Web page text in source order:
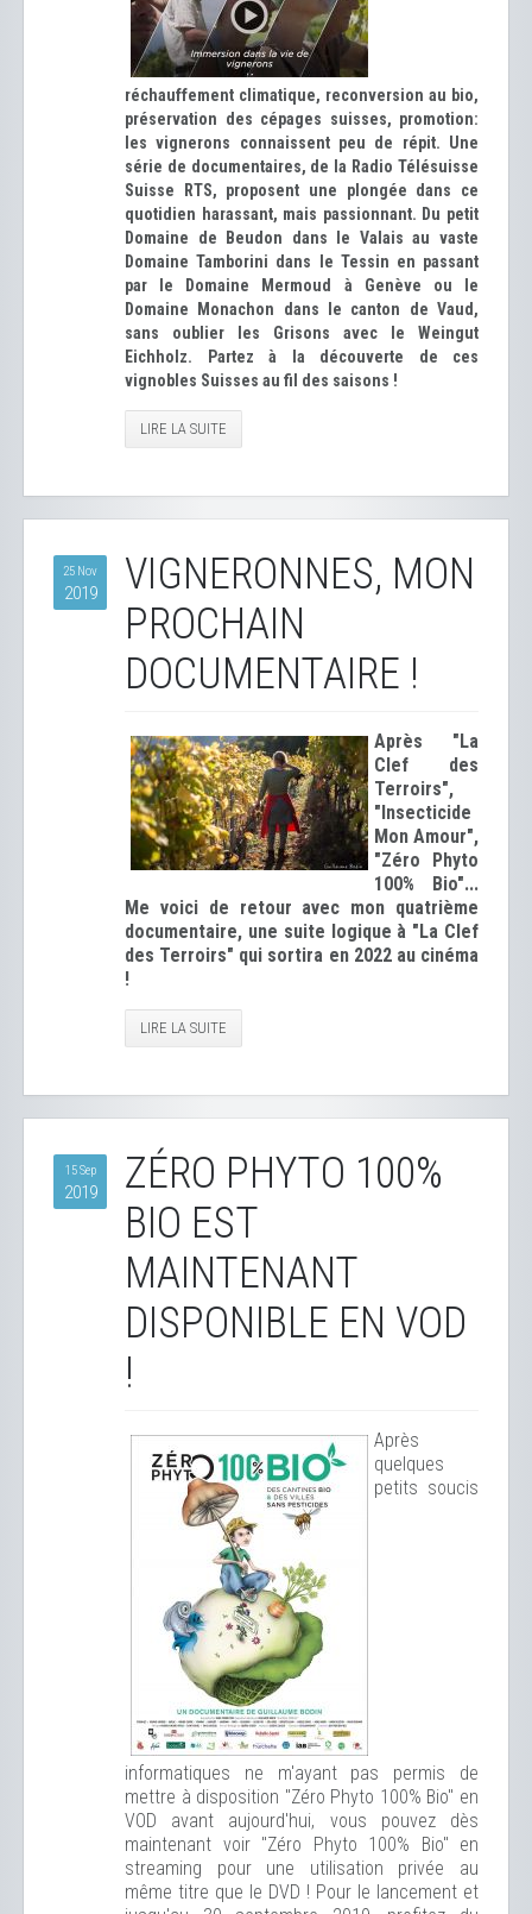
réchauffement climatique, reconversion au bio,
préservation des cépages suisses, promotion:
les vignerons connaissent peu de répit. Une
série de documentaires, de la Radio Télésuisse
Suisse RTS, proposent une plongée dans ce
quotidien harassant, mais passionnant. Du petit
Domaine de Beudon dans le Valais au vaste
Domaine Tamborini dans le Tessin en passant
par le Domaine Mermoud à Genève ou le
Domaine Monachon dans le canton de Vaud,
sans oublier les Grisons avec le Weingut
Eichholz. Partez à la découverte de ces
vignobles Suisses au fil des saisons !
LIRE LA SUITE
25 Nov
2019
VIGNERONNES, MON
PROCHAIN
DOCUMENTAIRE !
Après "La
Clef des
Terroirs",
"Insecticide
Mon Amour",
"Zéro Phyto
100% Bio"...
Me voici de retour avec mon quatrième
documentaire, une suite logique à "La Clef
des Terroirs" qui sortira en 2022 au cinéma
!
LIRE LA SUITE
15 Sep
2019
ZÉRO PHYTO 100%
BIO EST
MAINTENANT
DISPONIBLE EN VOD
!
Après
quelques
petits soucis
informatiques ne m'ayant pas permis de
mettre à disposition "Zéro Phyto 100% Bio" en
VOD avant aujourd'hui, vous pouvez dès
maintenant voir "Zéro Phyto 100% Bio" en
streaming pour une utilisation privée au
même titre que le DVD ! Pour le lancement et